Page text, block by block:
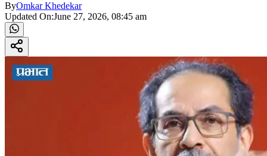
ByOmkar Khedekar
Updated On:June 27, 2026, 08:45 am